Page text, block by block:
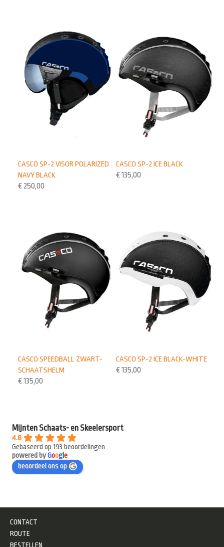
CASCO SP-2 ICE BLACK
€ 135,00
CASCO SP-2 VISOR POLARIZED
NAVY BLACK
€ 250,00
CASCO SP-2 ICE BLACK-WHITE
€ 135,00
CASCO SPEEDBALL ZWART-
SCHAATSHELM
€ 135,00
Mijnten Schaats- en Skeelersport
4.8
Gebaseerd op 193 beoordelingen
powered byGooge
beoordeel ons op
CONTACT
ROUTE
BESTELLEN